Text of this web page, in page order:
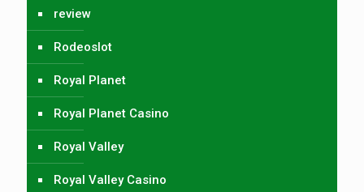
review
Rodeoslot
Royal Planet
Royal Planet Casino
Royal Valley
Royal Valley Casino